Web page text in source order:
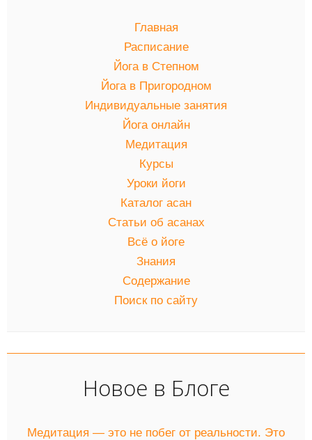
Главная
Расписание
Йога в Степном
Йога в Пригородном
Индивидуальные занятия
Йога онлайн
Медитация
Курсы
Уроки йоги
Каталог асан
Статьи об асанах
Всё о йоге
Знания
Содержание
Поиск по сайту
Новое в Блоге
Медитация — это не побег от реальности. Это